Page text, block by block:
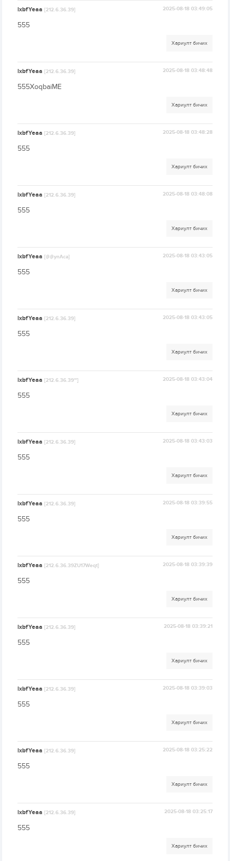
lxbfYeaa[212.6.36.39] 2025-08-18 03:49:05
555
Хариулт бичих
lxbfYeaa[212.6.36.39] 2025-08-18 03:48:48
555XoqbaiME
Хариулт бичих
lxbfYeaa[212.6.36.39] 2025-08-18 03:48:28
555
Хариулт бичих
lxbfYeaa[212.6.36.39] 2025-08-18 03:48:08
555
Хариулт бичих
lxbfYeaa[@@ynAca] 2025-08-18 03:43:05
555
Хариулт бичих
lxbfYeaa[212.6.36.39] 2025-08-18 03:43:05
555
Хариулт бичих
lxbfYeaa[212.6.36.39'"] 2025-08-18 03:43:04
555
Хариулт бичих
lxbfYeaa[212.6.36.39] 2025-08-18 03:43:03
555
Хариулт бичих
lxbfYeaa[212.6.36.39] 2025-08-18 03:39:55
555
Хариулт бичих
lxbfYeaa[212.6.36.39ZU17Weqt] 2025-08-18 03:39:39
555
Хариулт бичих
lxbfYeaa[212.6.36.39] 2025-08-18 03:39:21
555
Хариулт бичих
lxbfYeaa[212.6.36.39] 2025-08-18 03:39:03
555
Хариулт бичих
lxbfYeaa[212.6.36.39] 2025-08-18 03:25:22
555
Хариулт бичих
lxbfYeaa[212.6.36.39] 2025-08-18 03:25:17
555
Хариулт бичих